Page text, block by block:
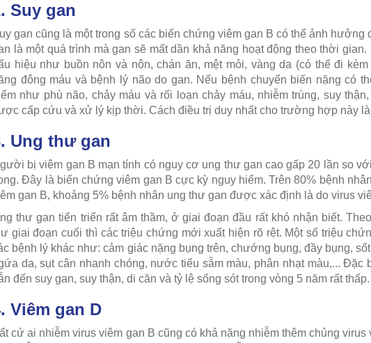
Suy gan
gan cũng là một trong số các biến chứng viêm gan B có thể ảnh
là một quá trình mà gan sẽ mất dần khả năng hoạt động theo thời
hiệu như buồn nôn và nôn, chán ăn, mệt mỏi, vàng da (có thể đi
đông máu và bệnh lý não do gan. Nếu bệnh chuyển biến nặng có
như phù não, chảy máu và rối loạn chảy máu, nhiễm trùng, suy
cấp cứu và xử lý kịp thời. Cách điều trị duy nhất cho trường hợp này
Ung thư gan
bị viêm gan B mạn tính có nguy cơ ung thư gan cao gấp 20 lần so
Đây là biến chứng viêm gan B cực kỳ nguy hiểm. Trên 80% bệnh
gan B, khoảng 5% bệnh nhân ung thư gan được xác định là do virus
thư gan tiến triển rất âm thầm, ở giai đoạn đầu rất khó nhận biết.
giai đoạn cuối thì các triệu chứng mới xuất hiện rõ rệt. Một số triệu
bệnh lý khác như: cảm giác nặng bụng trên, chướng bụng, đầy bụng,
da, sụt cân nhanh chóng, nước tiểu sẫm màu, phân nhạt màu,... Đặc
đến suy gan, suy thận, di căn và tỷ lệ sống sót trong vòng 5 năm rất thấp.
Viêm gan D
cứ ai nhiễm virus viêm gan B cũng có khả năng nhiễm thêm chủng